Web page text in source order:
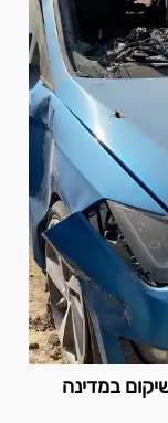
השיקום במדינה